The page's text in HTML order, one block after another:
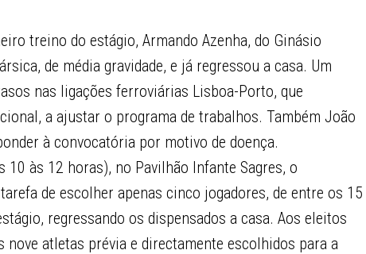
treino do estágio, Armando Azenha, do Ginásio
de média gravidade, e já regressou a casa. Um
nas ligações ferroviárias Lisboa-Porto, que
a ajustar o programa de trabalhos. Também João
à convocatória por motivo de doença.
às 12 horas), no Pavilhão Infante Sagres, o
de escolher apenas cinco jogadores, de entre os 15
regressando os dispensados a casa. Aos eleitos
atletas prévia e directamente escolhidos para a